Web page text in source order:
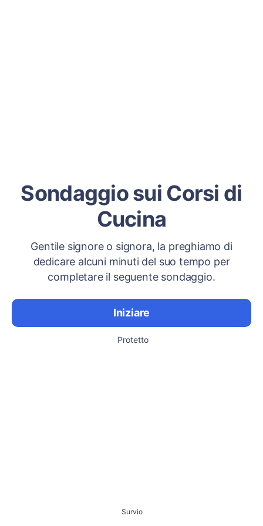
Sondaggio sui Corsi di
Cucina
Gentile signore o signora, la preghiamo di
dedicare alcuni minuti del suo tempo per
completare il seguente sondaggio.
Iniziare
Protetto
Survio